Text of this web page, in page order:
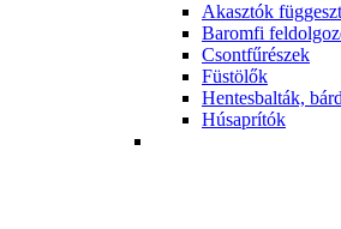
Akasztók
Baromfi
Csontfűrészek
Füstölők
Hentesbalták,
Húsaprítók